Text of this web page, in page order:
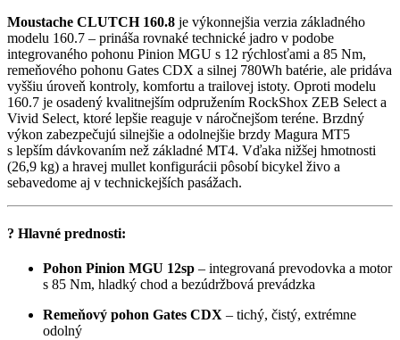
Moustache CLUTCH 160.8 je výkonnejšia verzia základného
modelu 160.7 – prináša rovnaké technické jadro v podobe
integrovaného pohonu Pinion MGU s 12 rýchlosťami a 85 Nm,
remeňového pohonu Gates CDX a silnej 780Wh batérie, ale pridáva
vyššiu úroveň kontroly, komfortu a trailovej istoty. Oproti modelu
160.7 je osadený kvalitnejším odpružením RockShox ZEB Select a
Vivid Select, ktoré lepšie reaguje v náročnejšom teréne. Brzdný
výkon zabezpečujú silnejšie a odolnejšie brzdy Magura MT5
s lepším dávkovaním než základné MT4. Vďaka nižšej hmotnosti
(26,9 kg) a hravej mullet konfigurácii pôsobí bicykel živo a
sebavedome aj v technickejších pasážach.
? Hlavné prednosti:
Pohon Pinion MGU 12sp – integrovaná prevodovka a motor
s 85 Nm, hladký chod a bezúdržbová prevádzka
Remeňový pohon Gates CDX – tichý, čistý, extrémne
odolný